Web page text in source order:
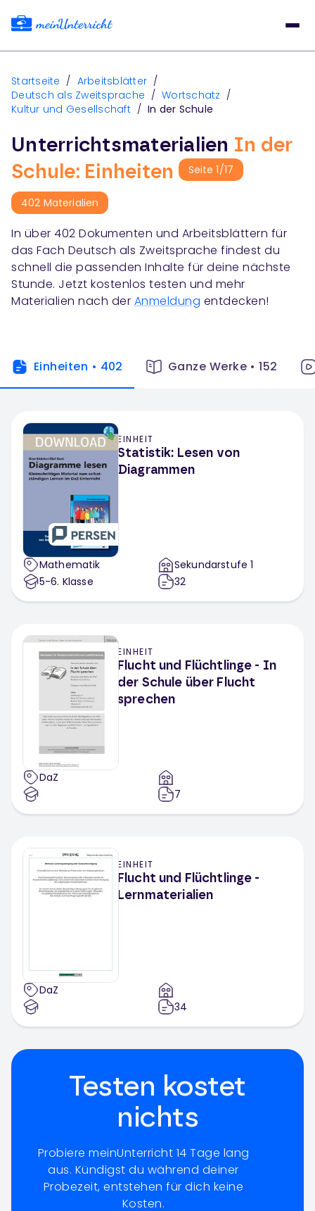
Startseite / Arbeitsblätter /
Deutsch als Zweitsprache / Wortschatz /
Kultur und Gesellschaft / In der Schule
Unterrichtsmaterialien In der
Schule: Einheiten
Seite1/17
402 Materialien
In über 402 Dokumenten und Arbeitsblättern für
das Fach Deutsch als Zweitsprache findest du
schnell die passenden Inhalte für deine nächste
Stunde. Jetzt kostenlos testen und mehr
Materialien nach der Anmeldung entdecken!
Einheiten • 402 Ganze Werke•152
EINHEIT
Statistik: Lesen von
Diagrammen
Mathematik
5-6. Klasse
Sekundarstufe 1
32
EINHEIT
Flucht und Flüchtlinge - In
der Schule über Flucht
sprechen
DaZ
7
EINHEIT
Flucht und Flüchtlinge -
Lernmaterialien
DaZ
34
Testen kostet
nichts
Probiere meinUnterricht 14 Tage lang
aus. Kündigst du während deiner
Probezeit, entstehen für dich keine
Kosten.